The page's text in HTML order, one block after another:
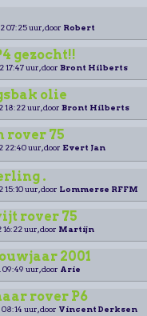
07:25 uur, door Robert
gezocht!!
uur, door Bront Hilberts
olie
18:22 uur, door Bront Hilberts
rover 75
22:40 uur, door Evert Jan
.
uur, door Lommerse RFFM
rover 75
uur, door Martijn
2001
uur, door Arie
rover P6
uur, door Vincent Derksen